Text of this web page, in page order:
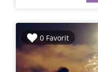
0 Favorit